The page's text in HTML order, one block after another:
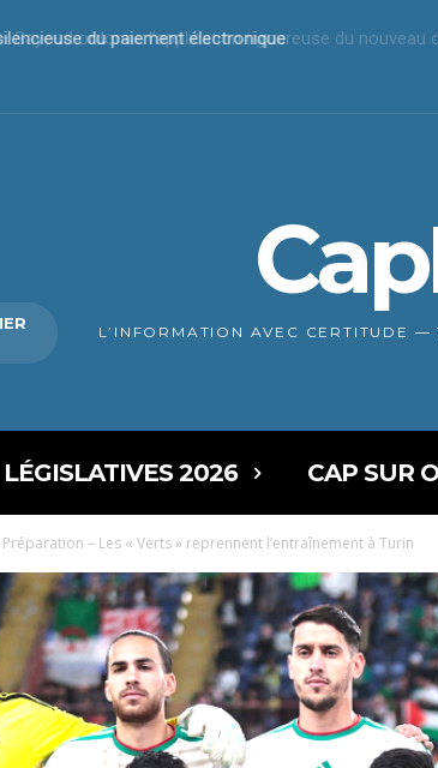
du paiement électronique
L’INFORMATION AVEC CERTITUDE
LÉGISLATIVES 2026 CAP SUR
– Les « Verts » reprennent l’entraînement à Turin